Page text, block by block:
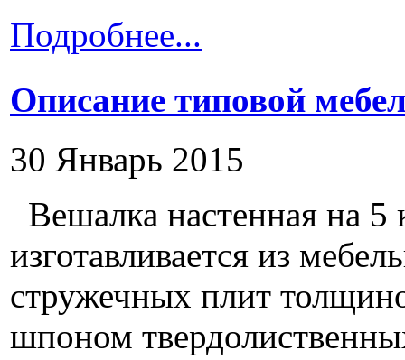
Подробнее...
Описание типовой
30 Январь 2015
Вешалка настенная на
изготавливается из
стружечных плит
шпоном